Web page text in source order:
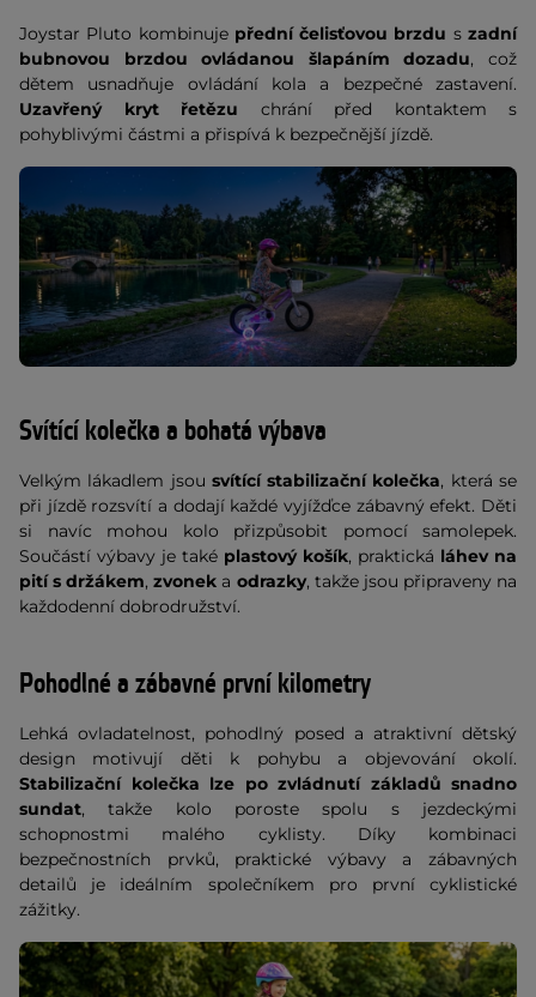
Joystar Pluto kombinuje přední čelisťovou brzdu szadní
bubnovou brzdou ovládanou šlapáním dozadu, což
dětem usnadňuje ovládání kola a bezpečné zastavení.
Uzavřený kryt řetězu chrání před kontaktem s
pohyblivými částmi a přispívá k bezpečnější jízdě.
Svítící kolečka a bohatá výbava
Velkým lákadlem jsou svítící stabilizační kolečka, která se
při jízdě rozsvítí a dodají každé vyjížďce zábavný efekt. Děti
si navíc mohou kolo přizpůsobit pomocí samolepek.
Součástí výbavy je také plastový košík, praktická láhev na
pití s držákem,zvonek a odrazky, takže jsou připraveny na
každodenní dobrodružství.
Pohodlné a zábavné první kilometry
Lehká ovladatelnost, pohodlný posed a atraktivní dětský
design motivují děti k pohybu a objevování okolí.
Stabilizační kolečka lze po zvládnutí základů snadno
sundat, takže kolo poroste spolu s jezdeckými
schopnostmi malého cyklisty. Díky kombinaci
bezpečnostních prvků, praktické výbavy a zábavných
detailů je ideálním společníkem pro první cyklistické
zážitky.